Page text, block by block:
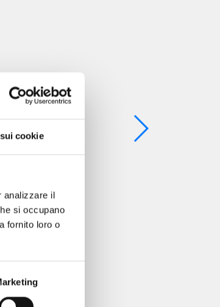
cookie
analizzare il
si occupano
fornito loro o